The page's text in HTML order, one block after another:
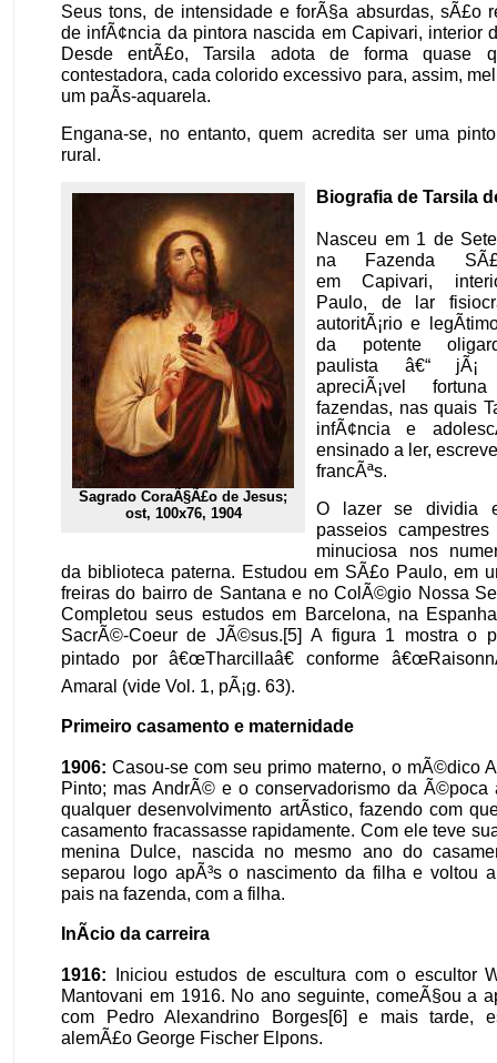
Seus tons, de intensidade e forÃ§a absurdas, sÃ£o
de infÃ¢ncia da pintora nascida em Capivari, interior
Desde entÃ£o, Tarsila adota de forma quase
contestadora, cada colorido excessivo para, assim,
um paÃ­s-aquarela.
Engana-se, no entanto, quem acredita ser uma
rural.
Sagrado CoraÃ§Ã£o de Jesus;
ost, 100x76, 1904
Biografia de Tarsila
Nasceu em 1 de
na Fazenda
em Capivari,
Paulo, de lar
autoritÃ¡rio e
da potente
paulista â€“ jÃ¡
apreciÃ¡vel
fazendas, nas quais
infÃ¢ncia e
ensinado a ler,
francÃªs.
O lazer se dividia
passeios
minuciosa nos
da biblioteca paterna. Estudou em SÃ£o Paulo, em
freiras do bairro de Santana e no ColÃ©gio Nossa
Completou seus estudos em Barcelona, na
SacrÃ©-Coeur de JÃ©sus.[5] A figura 1 mostra o
pintado por â€œTharcillaâ€ conforme
Amaral (vide Vol. 1, pÃ¡g. 63).
Primeiro casamento e maternidade
1906: Casou-se com seu primo materno, o mÃ©dico
Pinto; mas AndrÃ© e o conservadorismo da Ã©poca
qualquer desenvolvimento artÃ­stico, fazendo com
casamento fracassasse rapidamente. Com ele teve
menina Dulce, nascida no mesmo ano do
separou logo apÃ³s o nascimento da filha e voltou
pais na fazenda, com a filha.
InÃ­cio da carreira
1916: Iniciou estudos de escultura com o escultor
Mantovani em 1916. No ano seguinte, comeÃ§ou a
com Pedro Alexandrino Borges[6] e mais tarde,
alemÃ£o George Fischer Elpons.